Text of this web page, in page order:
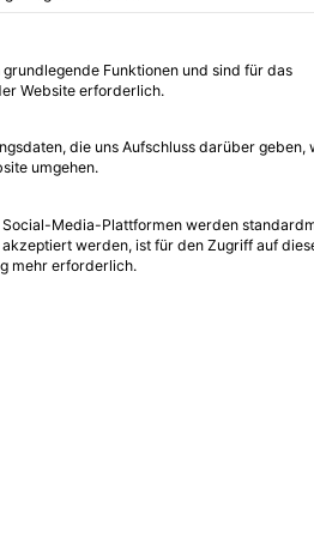
0 3 Minuten gelesen
für die eine Einwilligung erteilt
Funktionen und sind für das
Website erforderlich.
die uns Aufschluss darüber geben,
umgehen.
Media-Plattformen werden
werden, ist für den Zugriff auf
mehr erforderlich.